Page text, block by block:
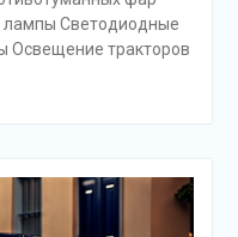
лампы Светодиодные
Освещение тракторов